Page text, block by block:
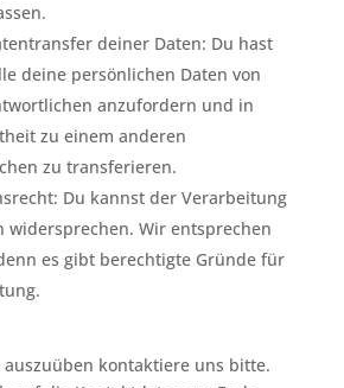
deiner Daten: Du hast
deine persönlichen Daten von
anzufordern und in
zu einem anderen
zu transferieren.
Du kannst der Verarbeitung
widersprechen. Wir entsprechen
es gibt berechtigte Gründe für
auszuüben kontaktiere uns bitte.